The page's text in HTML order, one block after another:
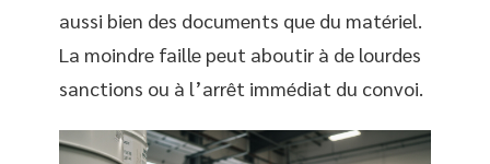
aussi bien des documents que du matériel.
La moindre faille peut aboutir à de lourdes
sanctions ou à l’arrêt immédiat du convoi.